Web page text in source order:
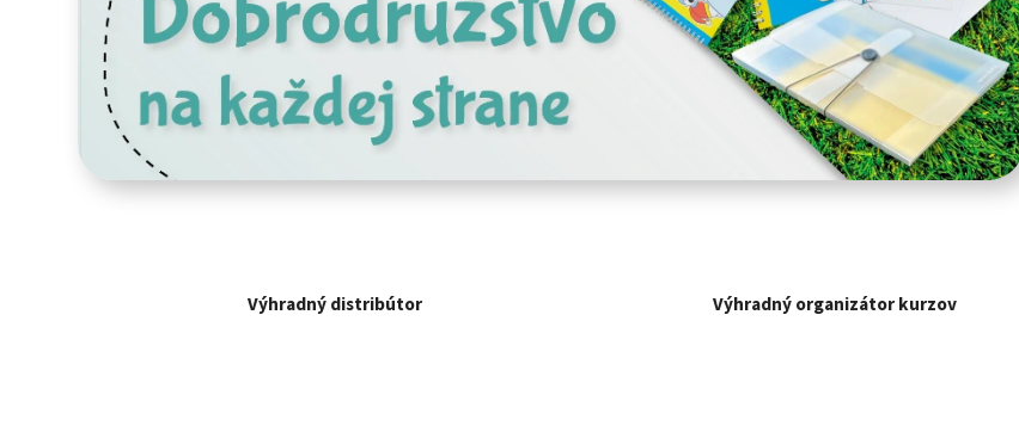
Výhradný distribútor Výhradný organizátor kurzov